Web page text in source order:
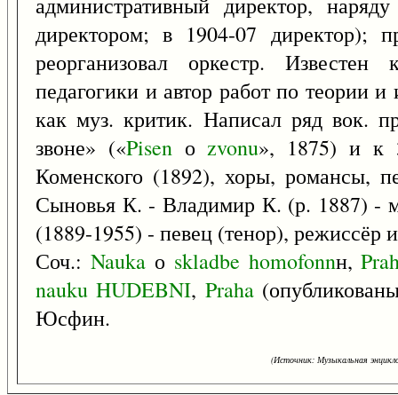
директором; в 1904-07 директор);
реорганизовал оркестр.
педагогики и автор работ по теории
как муз. критик. Написал ряд вок.
звоне» («Pisenоzvonu», 1875) и к
Коменского (1892), хоры, романсы,
Сыновья К. - Владимир К. (р. 1887) -
(1889-1955) - певец (тенор), режиссёр
Соч.: Naukaо skladbe homofonnн,
nauku HUDEBNI, Praha
Юсфин.
(Источник: Музыкальная